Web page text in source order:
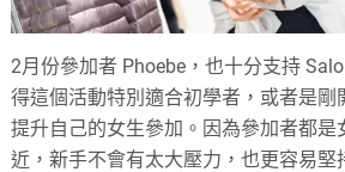
2月份參加者 Phoebe，也十分支持
得這個活動特別適合初學者，或者是剛
提升自己的女生參加。因為參加者都是
近，新手不會有太大壓力，也更容易堅